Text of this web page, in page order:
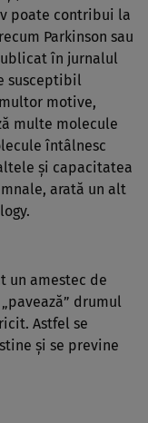
poate contribui la
Parkinson sau
în jurnalul
susceptibil
motive,
multe molecule
întâlnesc
și capacitatea
arată un alt
un amestec de
drumul
Astfel se
și se previne